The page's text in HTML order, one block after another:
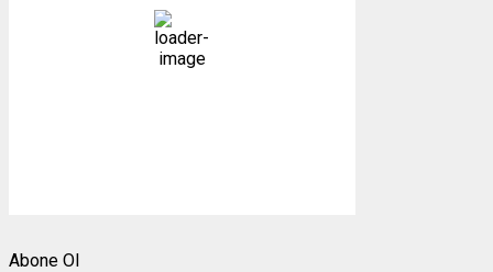
94 %
1012 mb
Abone Ol